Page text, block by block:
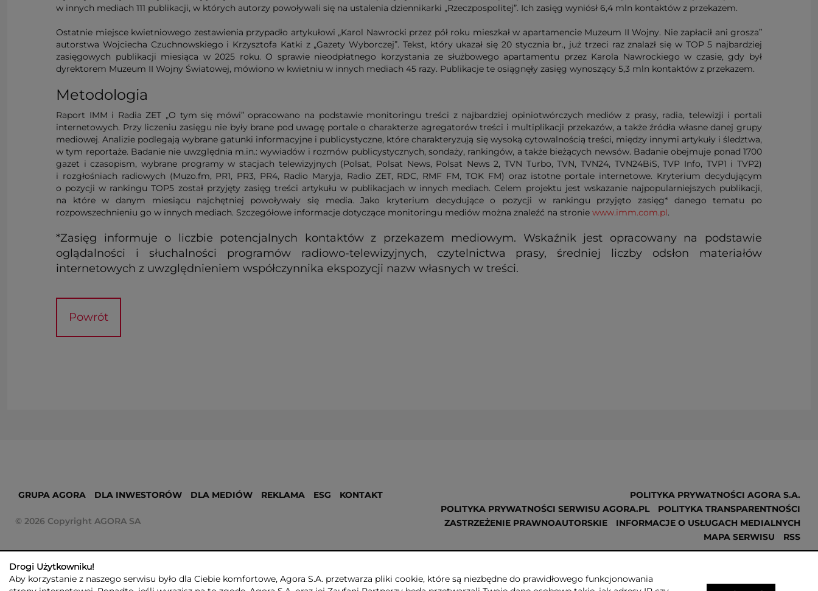
w innych mediach 111 publikacji, w których autorzy powoływali się na ustalenia dziennikarki „Rzeczpospolitej”. Ich zasięg wyniósł 6,4 mln kontaktów z przekazem.
Ostatnie miejsce kwietniowego zestawienia przypadło artykułowi „Karol Nawrocki przez pół roku mieszkał w apartamencie Muzeum II Wojny. Nie zapłacił ani grosza”
autorstwa Wojciecha Czuchnowskiego i Krzysztofa Katki z „Gazety Wyborczej”. Tekst, który ukazał się 20 stycznia br., już trzeci raz znalazł się w TOP 5 najbardziej
zasięgowych publikacji miesiąca w 2025 roku. O sprawie nieodpłatnego korzystania ze służbowego apartamentu przez Karola Nawrockiego w czasie, gdy był
dyrektorem Muzeum II Wojny Światowej, mówiono w kwietniu w innych mediach 45 razy. Publikacje te osiągnęły zasięg wynoszący 5,3 mln kontaktów z przekazem.
Metodologia
Raport IMM i Radia ZET „O tym się mówi” opracowano na podstawie monitoringu treści z najbardziej opiniotwórczych mediów z prasy, radia, telewizji i portali
internetowych. Przy liczeniu zasięgu nie były brane pod uwagę portale o charakterze agregatorów treści i multiplikacji przekazów, a także źródła własne danej grupy
mediowej. Analizie podlegają wybrane gatunki informacyjne i publicystyczne, które charakteryzują się wysoką cytowalnością treści, między innymi artykuły i śledztwa,
w tym reportaże. Badanie nie uwzględnia m.in.: wywiadów i rozmów publicystycznych, sondaży, rankingów, a także bieżących newsów. Badanie obejmuje ponad 1700
gazet i czasopism, wybrane programy w stacjach telewizyjnych (Polsat, Polsat News, Polsat News 2, TVN Turbo, TVN, TVN24, TVN24BiS, TVP Info, TVP1 i TVP2)
i rozgłośniach radiowych (Muzo.fm, PR1, PR3, PR4, Radio Maryja, Radio ZET, RDC, RMF FM, TOK FM) oraz istotne portale internetowe. Kryterium decydującym
o pozycji w rankingu TOP5 został przyjęty zasięg treści artykułu w publikacjach w innych mediach. Celem projektu jest wskazanie najpopularniejszych publikacji,
na które w danym miesiącu najchętniej powoływały się media. Jako kryterium decydujące o pozycji w rankingu przyjęto zasięg* danego tematu po
rozpowszechnieniu go w innych mediach. Szczegółowe informacje dotyczące monitoringu mediów można znaleźć na stronie www.imm.com.pl.
*Zasięg informuje o liczbie potencjalnych kontaktów z przekazem mediowym. Wskaźnik jest opracowany na podstawie
oglądalności i słuchalności programów radiowo-telewizyjnych, czytelnictwa prasy, średniej liczby odsłon materiałów
internetowych z uwzględnieniem współczynnika ekspozycji nazw własnych w treści.
Powrót
GRUPA AGORA DLA INWESTORÓW DLA MEDIÓW REKLAMA ESG KONTAKT
© 2026 Copyright AGORA SA
POLITYKA PRYWATNOŚCI AGORA S.A.
POLITYKA PRYWATNOŚCI SERWISU AGORA.PL
POLITYKA TRANSPARENTNOŚCI
ZASTRZEŻENIE PRAWNOAUTORSKIE
INFORMACJE O USŁUGACH MEDIALNYCH
MAPA SERWISU
RSS
Drogi Użytkowniku!
Aby korzystanie z naszego serwisu było dla Ciebie komfortowe, Agora S.A. przetwarza pliki cookie, które są niezbędne do prawidłowego funkcjonowania